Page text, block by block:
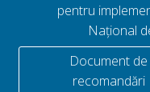
pentru
Național
Document de
recomandări